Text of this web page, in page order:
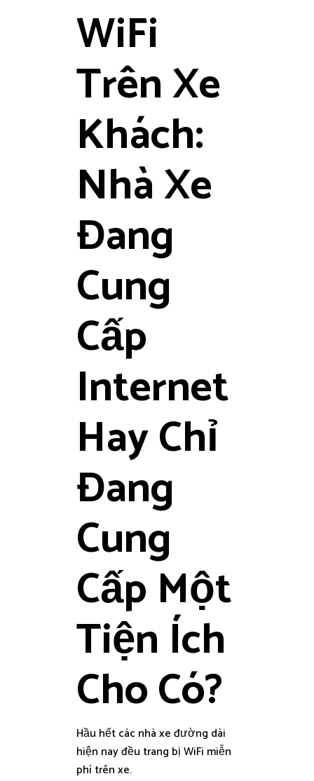
WiFi
Trên Xe
Khách:
Nhà Xe
Đang
Cung
Cấp
Internet
Hay Chỉ
Đang
Cung
Cấp Một
Tiện Ích
Cho Có?
Hầu hết các nhà xe đường dài
hiện nay đều trang bị WiFi miễn
phí trên xe.